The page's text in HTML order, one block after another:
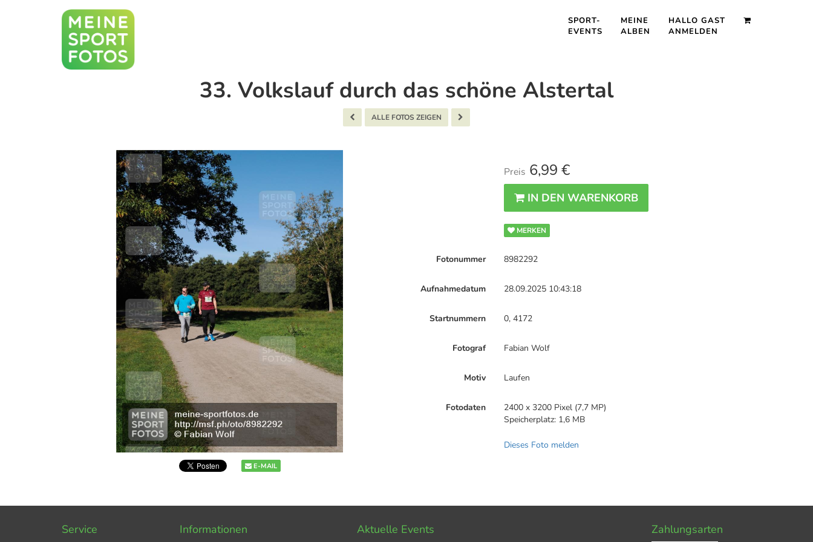
SPORT-
EVENTS
MEINE
ALBEN
HALLO GAST
ANMELDEN
33. Volkslauf durch das schöne Alstertal
ALLE FOTOS ZEIGEN
E-MAIL
Preis 6,99 €
IN DEN WARENKORB
MERKEN
Fotonummer 8982292
Aufnahmedatum 28.09.2025 10:43:18
Startnummern 0, 4172
Fotograf Fabian Wolf
Motiv Laufen
Fotodaten
2400 x 3200 Pixel (7,7 MP)
Speicherplatz: 1,6 MB
Dieses Foto melden
Service Informationen Aktuelle Events Zahlungsarten